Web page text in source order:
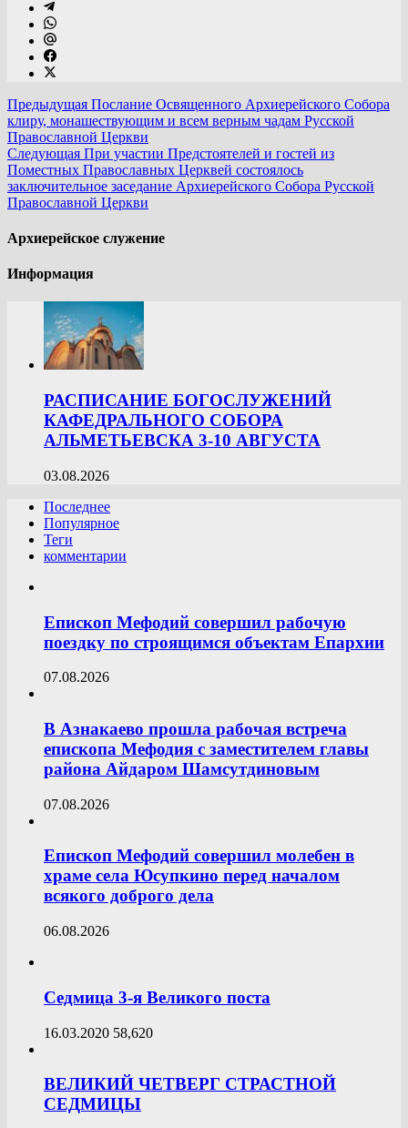
Предыдущая Послание Освященного Архиерейского Собора
клиру, монашествующим и всем верным чадам Русской
Православной Церкви
Следующая При участии Предстоятелей и гостей из
Поместных Православных Церквей состоялось
заключительное заседание Архиерейского Собора Русской
Православной Церкви
Архиерейское служение
Информация
РАСПИСАНИЕ БОГОСЛУЖЕНИЙ
КАФЕДРАЛЬНОГО СОБОРА
АЛЬМЕТЬЕВСКА 3-10 АВГУСТА
03.08.2026
Последнее
Популярное
Теги
комментарии
Епископ Мефодий совершил рабочую
поездку по строящимся объектам Епархии
07.08.2026
В Азнакаево прошла рабочая встреча
епископа Мефодия с заместителем главы
района Айдаром Шамсутдиновым
07.08.2026
Епископ Мефодий совершил молебен в
храме села Юсупкино перед началом
всякого доброго дела
06.08.2026
Седмица 3-я Великого поста
16.03.2020 58,620
ВЕЛИКИЙ ЧЕТВЕРГ СТРАСТНОЙ
СЕДМИЦЫ